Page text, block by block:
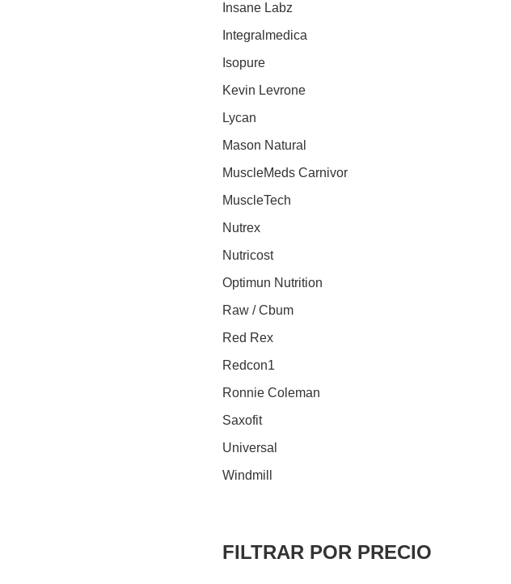
Insane Labz
Integralmedica
Isopure
Kevin Levrone
Lycan
Mason Natural
MuscleMeds Carnivor
MuscleTech
Nutrex
Nutricost
Optimun Nutrition
Raw / Cbum
Red Rex
Redcon1
Ronnie Coleman
Saxofit
Universal
Windmill
FILTRAR POR PRECIO